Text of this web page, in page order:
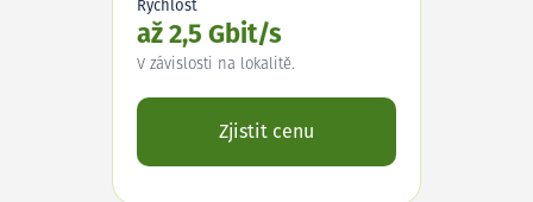
Rychlost
až 2,5 Gbit/s
V závislosti na lokalitě.
Zjistit cenu